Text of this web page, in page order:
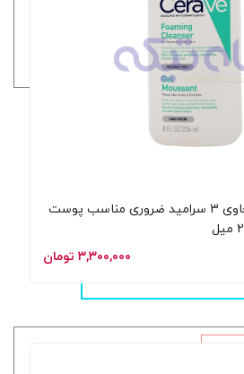
فوم شستشو سراوی حاوی 3 سرامید ضروری مناسب پوست
۳,۳۰۰,۰۰۰ تومان